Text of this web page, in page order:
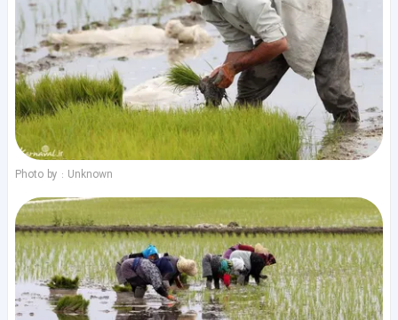
Photo by : Unknown